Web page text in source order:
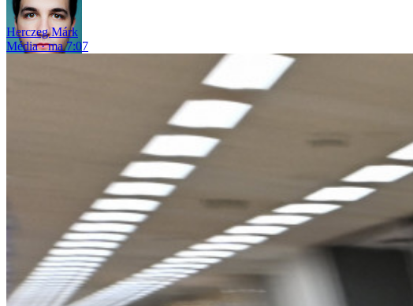
Herczeg Márk
Média
ma 7:07